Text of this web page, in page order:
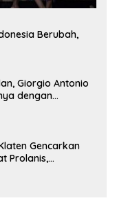
Berubah,
Giorgio Antonio
dengan
Gencarkan
Prolanis,